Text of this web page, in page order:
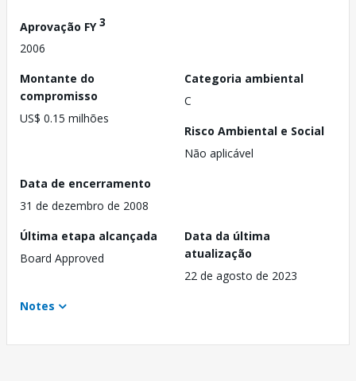
Aprovação FY3
2006
Montante do
compromisso
US$ 0.15 milhões
Categoria ambiental
C
Risco Ambiental e Social
Não aplicável
Data de encerramento
31 de dezembro de 2008
Última etapa alcançada
Board Approved
Data da última
atualização
22 de agosto de 2023
Notes